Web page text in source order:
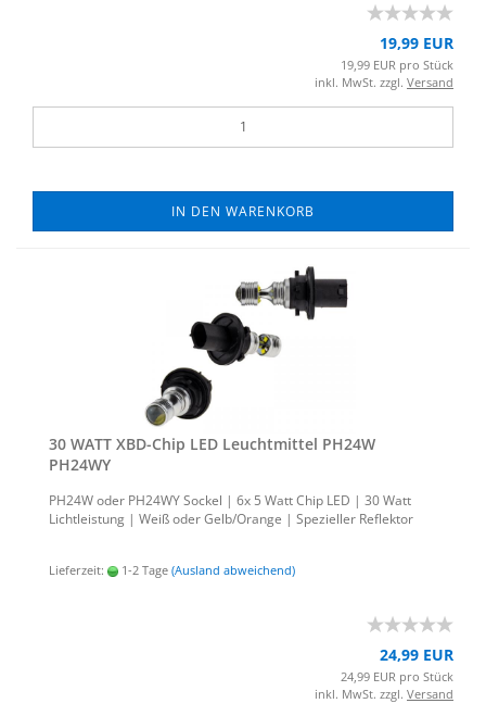
19,99 EUR
19,99 EUR pro Stück
inkl. MwSt. zzgl. Versand
IN DEN WARENKORB
30 WATT XBD-​Chip LED Leucht­mit­tel PH24W
PH24WY
PH24W oder PH24WY So­ckel | 6x 5 Watt Chip LED | 30 Watt
Licht­leis­tung | Weiß oder Gelb/Oran­ge | Spe­zi­el­ler Re­flek­tor
Lieferzeit: 1-2 Tage (Ausland abweichend)
24,99 EUR
24,99 EUR pro Stück
inkl. MwSt. zzgl. Versand